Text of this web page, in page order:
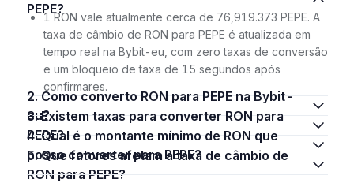
PEPE?
1 RON vale atualmente cerca de 76,919.373 PEPE. A
taxa de câmbio de RON para PEPE é atualizada em
tempo real na Bybit-eu, com zero taxas de conversão
e um bloqueio de taxa de 15 segundos após
confirmares.
2. Como converto RON para PEPE na Bybit-
eu?
3. Existem taxas para converter RON para
PEPE?
4. Qual é o montante mínimo de RON que
posso converter para PEPE?
5. Que fatores afetam a taxa de câmbio de
RON para PEPE?